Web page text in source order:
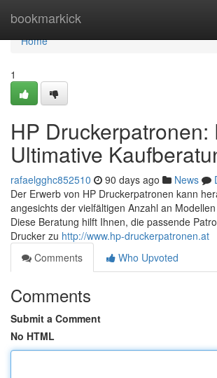
bookmarkick
Home
Home
1
HP Druckerpatronen:
Ultimative
rafaelgghc852510 90 days ago News
Der Erwerb von HP Druckerpatronen kann
angesichts der vielfältigen Anzahl an
Diese Beratung hilft Ihnen, die passende
Drucker zu http://www.hp-druckerpatronen.at
Comments
Who Upvoted
Comments
Submit a Comment
No HTML